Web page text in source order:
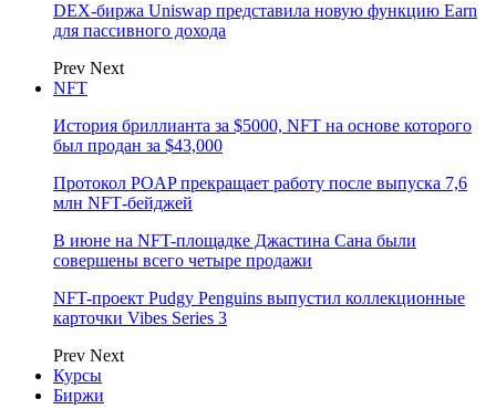
DEX-биржа Uniswap представила новую функцию Earn
для пассивного дохода
Prev Next
NFT
История бриллианта за $5000, NFT на основе которого
был продан за $43,000
Протокол POAP прекращает работу после выпуска 7,6
млн NFT‑бейджей
В июне на NFT-площадке Джастина Сана были
совершены всего четыре продажи
NFT-проект Pudgy Penguins выпустил коллекционные
карточки Vibes Series 3
Prev Next
Курсы
Биржи